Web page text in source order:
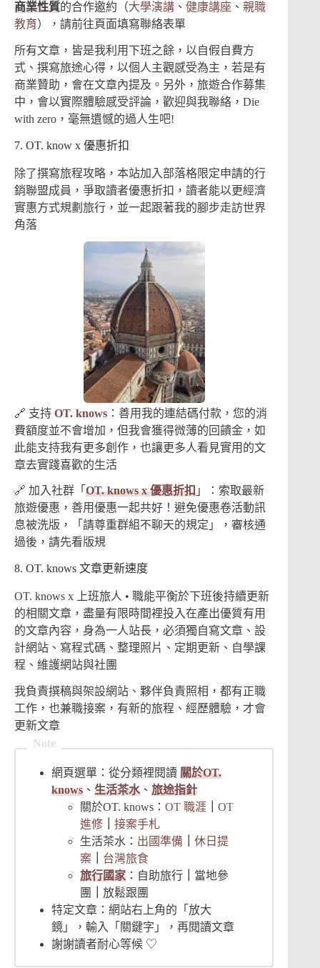
商業性質的合作邀約（大學演講 、 健康講座 、 親職
教育 ），請前往頁面填寫聯絡表單
所有文章，皆是我利用下班之餘，以自假自費方
式、撰寫旅途心得，以個人主觀感受為主，若是有
商業贊助，會在文章內提及。另外，旅遊合作募集
中，會以實際體驗感受評論，歡迎與我聯絡，Die
with zero，毫無遺憾的過人生吧!
7. OT. know x 優惠折扣
除了撰寫旅程攻略，本站加入部落格限定申請的行
銷聯盟成員，爭取讀者優惠折扣，讀者能以更經濟
實惠方式規劃旅行，並一起跟著我的腳步走訪世界
角落
🔗 支持 OT. knows ：善用我的連結碼付款，您的消
費額度並不會增加，但我會獲得微薄的回饋金，如
此能支持我有更多創作，也讓更多人看見實用的文
章去實踐喜歡的生活
🔗 加入社群「 OT. knows x 優惠折扣 」：索取最新
旅遊優惠，善用優惠一起共好！避免優惠卷活動訊
息被洗版，「請尊重群組不聊天的規定」，審核通
過後，請先看版規
8. OT. knows 文章更新速度
OT. knows x 上班旅人 • 職能平衡於下班後持續更新
的相關文章，盡量有限時間裡投入在產出優質有用
的文章內容，身為一人站長，必須獨自寫文章、設
計網站、寫程式碼、整理照片、定期更新、自學課
程、維護網站與社團
我負責撰稿與架設網站、夥伴負責照相，都有正職
工作，也兼職接案，有新的旅程、經歷體驗，才會
更新文章
網頁選單：從分類裡閱讀 關於OT.
knows、 生活茶水、 旅途指針
關於OT. knows： OT 職涯｜ OT
進修｜ 接案手札
生活茶水： 出國準備
休日提
案｜ 台灣旅食
旅行國家：自助旅行｜ 當地參
團
放鬆跟團
特定文章：網站右上角的「放大
鏡」，輸入「關鍵字」，再閱讀文章
謝謝讀者耐心等候 ♡